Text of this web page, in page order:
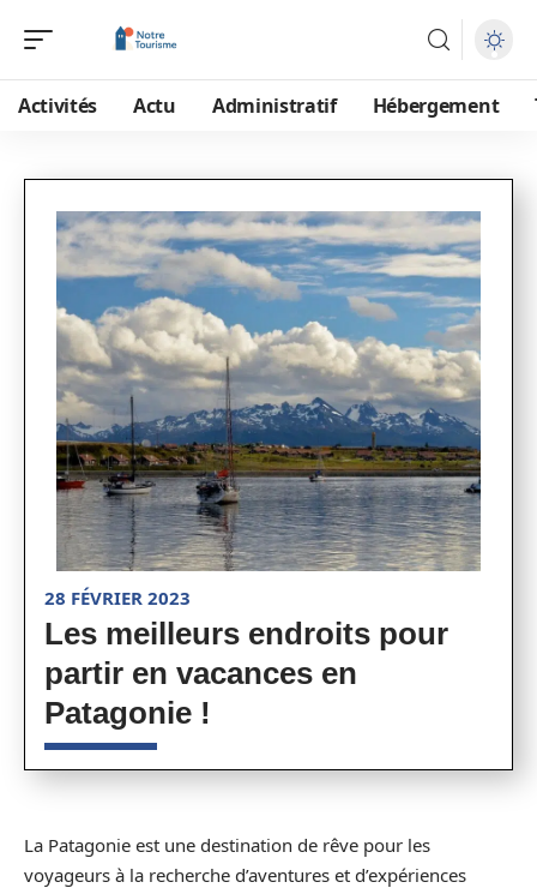
Activités Actu Administratif Hébergement
28 FÉVRIER 2023
Les meilleurs endroits pour
partir en vacances en
Patagonie !
La Patagonie est une destination de rêve pour les
voyageurs à la recherche d’aventures et d’expériences